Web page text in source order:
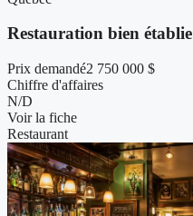
Restauration bien établie
Prix demandé2 750 000 $
Chiffre d'affaires
N/D
Voir la fiche
Restaurant